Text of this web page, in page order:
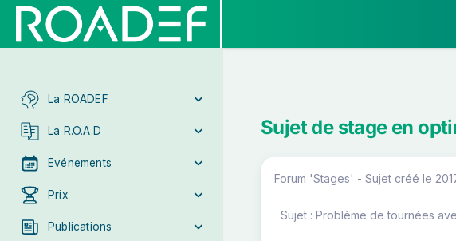
La ROADEF
La R.O.A.D
Evénements
Prix
Publications
Sujet de stage en
Forum 'Stages' - Sujet créé le
Sujet : Problème de tournées